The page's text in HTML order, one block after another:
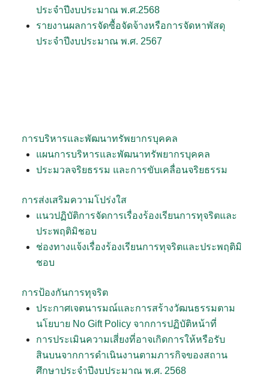
ประจำปีงบประมาณ พ.ศ.2568
รายงานผลการจัดซื้อจัดจ้างหรือการจัดหาพัสดุ
ประจำปีงบประมาณ พ.ศ. 2567
การบริหารและพัฒนาทรัพยากรบุคคล
แผนการบริหารและพัฒนาทรัพยากรบุคคล
ประมวลจริยธรรม และการขับเคลื่อนจริยธรรม
การส่งเสริมความโปร่งใส
แนวปฏิบัติการจัดการเรื่องร้องเรียนการทุจริตและ
ประพฤติมิชอบ
ช่องทางแจ้งเรื่องร้องเรียนการทุจริตและประพฤติมิ
ชอบ
การป้องกันการทุจริต
ประกาศเจตนารมณ์และการสร้างวัฒนธรรมตาม
นโยบาย No Gift Policy จากการปฏิบัติหน้าที่
การประเมินความเสี่ยงที่อาจเกิดการให้หรือรับ
สินบนจากการดำเนินงานตามภารกิจของสถาน
ศึกษาประจำปีงบประมาณ พ.ศ. 2568